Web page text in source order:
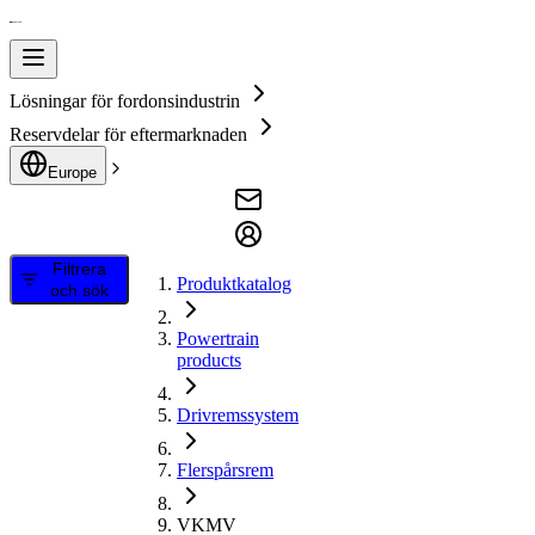
Lösningar för fordonsindustrin
Reservdelar för eftermarknaden
Europe
Filtrera
och sök
Produktkatalog
Powertrain
products
Drivremssystem
Flerspårsrem
VKMV